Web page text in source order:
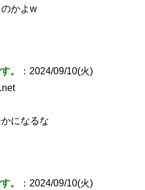
かよw
。
：2024/09/10(火)
になるな
。
：2024/09/10(火)